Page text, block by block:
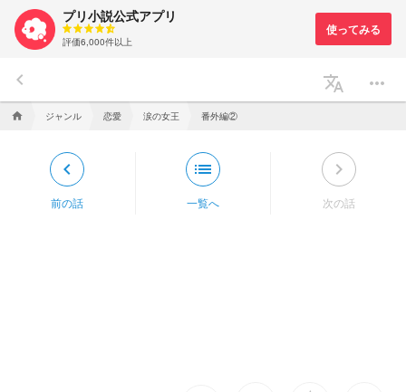
プリ小説公式アプリ
評価6,000件以上
keyboard_arrow_left translate more_horiz
home ジャンル 恋愛 涙の女王 番外編②
keyboard_arrow_left
前の話
list
一覧へ
keyboard_arrow_right
次の話